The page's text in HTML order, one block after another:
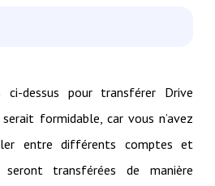
dessus pour transférer Drive
formidable, car vous n’avez
entre différents comptes et
transférées de manière